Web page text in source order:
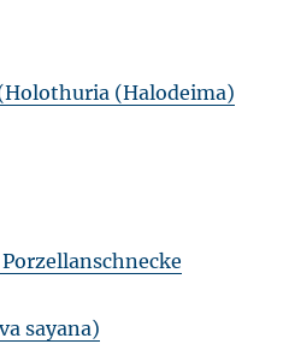
(Halodeima)
sayana)